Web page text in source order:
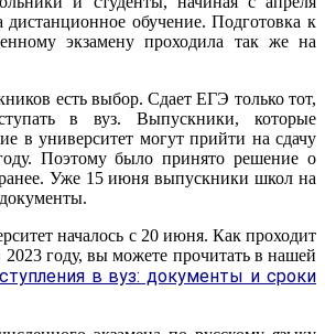
обучение. Подготовка к
экзамену проходила так же на
есть выбор. Сдает ЕГЭ только тот,
в вуз. Выпускники, которые
в университет могут прийти на сдачу
Поэтому было принято решение о
Уже 15 июня выпускники школ на
началось с 20 июня. Как проходит
году, вы можете прочитать в нашей
в вуз: документы и сроки